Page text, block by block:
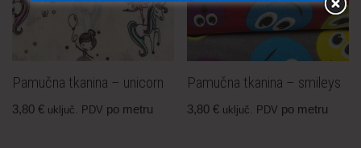
Pamučna tkanina – unicorn
3,80 € uključ. PDV po metru
Pamučna tkanina – smileys
3,80€ uključ. PDV po metru